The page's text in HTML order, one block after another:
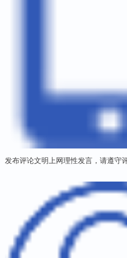
发布评论文明上网理性发言，请遵守